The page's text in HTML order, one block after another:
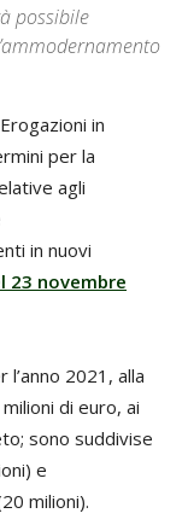
possibile
in
per la
agli
in nuovi
23 novembre
2021, alla
di euro, ai
sono suddivise
e
milioni).